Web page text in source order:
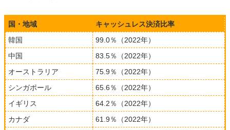
国・地域
キャッシュレス決済比率
韓国
99.0％（2022年）
中国
83.5％（2022年）
オーストラリア
75.9％（2022年）
シンガポール
65.6％（2022年）
イギリス
64.2％（2022年）
カナダ
61.9％（2022年）